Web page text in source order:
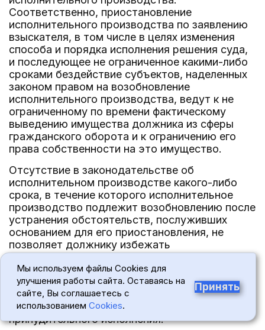
Соответственно, приостановление
исполнительного производства по заявлению
взыскателя, в том числе в целях изменения
способа и порядка исполнения решения суда,
и последующее не ограниченное какими-либо
сроками бездействие субъектов, наделенных
законом правом на возобновление
исполнительного производства, ведут к не
ограниченному по времени фактическому
выведению имущества должника из сферы
гражданского оборота и к ограничению его
права собственности на это имущество.
Отсутствие в законодательстве об
исполнительном производстве какого-либо
срока, в течение которого исполнительное
производство подлежит возобновлению после
устранения обстоятельств, послуживших
основанием для его приостановления, не
позволяет должнику избежать
неопределенности в вопросе о том, как долго,
в частности, заложенное имущество, на
которое судебным актом обращено
взыскание, будет находиться под угрозой
совершения в отношении него мер
принудительного исполнения.
Мы используем файлы Cookies для
улучшения работы сайта. Оставаясь на
сайте, Вы соглашаетесь с
использованием Cookies.
Принять